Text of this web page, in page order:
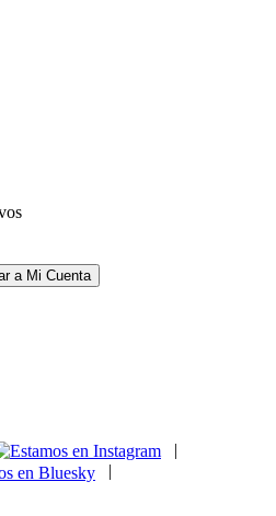
a Mi Cuenta
|
|